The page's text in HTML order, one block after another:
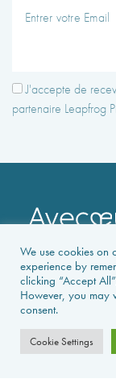
J'accepte de
partenaire Leapfrog
PAGE
We use cookies on
experience by
clicking “Accept
However, you may
consent.
Cookie Settings